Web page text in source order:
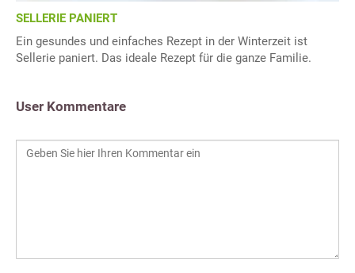
SELLERIE PANIERT
Ein gesundes und einfaches Rezept in der Winterzeit ist
Sellerie paniert. Das ideale Rezept für die ganze Familie.
User Kommentare